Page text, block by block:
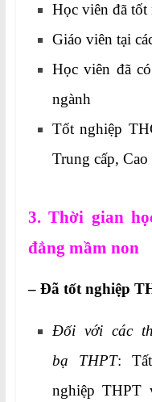
Học viên đã tốt
Giáo viên tại
Học viên đã
ngành
Tốt nghiệp
Trung cấp,
3. Thời gian
đẳng mầm non
– Đã tốt nghiệp
Đối với các
bạ THPT:
nghiệp THPT